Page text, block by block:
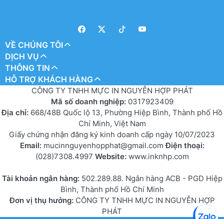
VỀ CHÚNG TÔI
DỊCH VỤ
THÔNG TIN
HỖ TRỢ KHÁCH HÀNG
CÔNG TY TNHH MỰC IN NGUYỄN HỢP PHÁT
Mã số doanh nghiệp: 0317923409
Địa chỉ: 668/48B Quốc lộ 13, Phường Hiệp Bình, Thành phố Hồ
Chí Minh, Việt Nam
Giấy chứng nhận đăng ký kinh doanh cấp ngày 10/07/2023
Email: mucinnguyenhopphat@gmail.comĐiện thoại:
(028)7308.4997 Website: www.inknhp.com
Tài khoản ngân hàng: 502.289.88. Ngân hàng ACB - PGD Hiệp
Bình, Thành phố Hồ Chí Minh
Đơn vị thụ hưởng:CÔNG TY TNHH MỰC IN NGUYỄN HỢP
PHÁT